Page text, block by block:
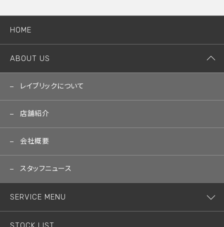
HOME
ABOUT US
レイブリックについて
店舗紹介
会社概要
スタッフニュース
SERVICE MENU